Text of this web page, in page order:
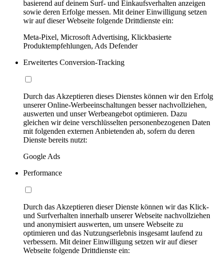
basierend auf deinem Surf- und Einkaufsverhalten anzeigen
sowie deren Erfolge messen. Mit deiner Einwilligung setzen
wir auf dieser Webseite folgende Drittdienste ein:
Meta-Pixel, Microsoft Advertising, Klickbasierte
Produktempfehlungen, Ads Defender
Erweitertes Conversion-Tracking
Durch das Akzeptieren dieses Dienstes können wir den Erfolg
unserer Online-Werbeeinschaltungen besser nachvollziehen,
auswerten und unser Werbeangebot optimieren. Dazu
gleichen wir deine verschlüsselten personenbezogenen Daten
mit folgenden externen Anbietenden ab, sofern du deren
Dienste bereits nutzt:
Google Ads
Performance
Durch das Akzeptieren dieser Dienste können wir das Klick-
und Surfverhalten innerhalb unserer Webseite nachvollziehen
und anonymisiert auswerten, um unsere Webseite zu
optimieren und das Nutzungserlebnis insgesamt laufend zu
verbessern. Mit deiner Einwilligung setzen wir auf dieser
Webseite folgende Drittdienste ein: